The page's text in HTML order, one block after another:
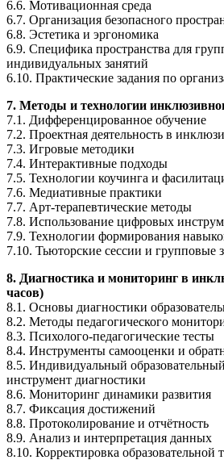
6.6. Мотивационная среда
6.7. Организация безопасного
6.8. Эстетика и эргономика
6.9. Специфика пространства для
индивидуальных занятий
6.10. Практические задания по
7. Методы и технологии
7.1. Дифференцированное обучение
7.2. Проектная деятельность в
7.3. Игровые методики
7.4. Интерактивные подходы
7.5. Технологии коучинга и
7.6. Медиативные практики
7.7. Арт-терапевтические методы
7.8. Использование цифровых
7.9. Технологии формирования
7.10. Тьюторские сессии и групповые
8. Диагностика и мониторинг в
часов)
8.1. Основы диагностики
8.2. Методы педагогического
8.3. Психолого-педагогические тесты
8.4. Инструменты самооценки и
8.5. Индивидуальный
инструмент диагностики
8.6. Мониторинг динамики развития
8.7. Фиксация достижений
8.8. Протоколирование и отчётность
8.9. Анализ и интерпретация данных
8.10. Корректировка образовательной